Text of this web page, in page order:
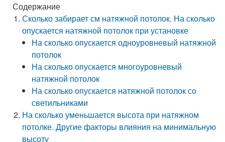
Содержание
Сколько забирает см натяжной потолок. На сколько
опускается натяжной потолок при установке
На сколько опускается одноуровневый натяжной
потолок
На сколько опускается многоуровневый
натяжной потолок
На сколько опускается натяжной потолок со
светильниками
На сколько уменьшается высота при натяжном
потолке. Другие факторы влияния на минимальную
высоту